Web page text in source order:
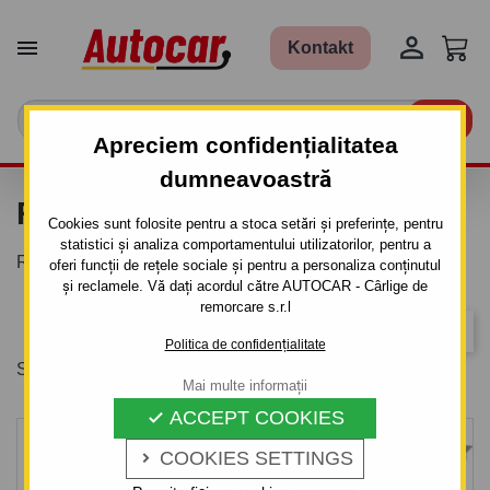
Apreciem confidențialitatea
dumneavoastră
Cookies sunt folosite pentru a stoca setări și preferințe, pentru
statistici și analiza comportamentului utilizatorilor, pentru a
oferi funcții de rețele sociale și pentru a personaliza conținutul
și reclamele. Vă dați acordul către AUTOCAR - Cârlige de
remorcare s.r.l
Politica de confidențialitate
 COOKIES SETTINGS
 ACCEPT COOKIES
Mai multe informații
 Kontakt 
RAMPE
Rampe
Se afiseaza 1-6 din 6 produs(e)